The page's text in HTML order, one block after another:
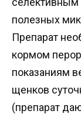
полезных
Препарат
кормом
показаниям
щенков
(препарат